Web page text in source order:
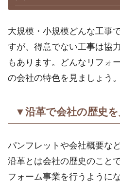
大規模・小規模どんな工事
すが、得意でない工事は協
もあります。どんなリフォ
の会社の特色を見ましょう。
▼沿革で会社の歴史を
パンフレットや会社概要な
沿革とは会社の歴史のこと
フォーム事業を行うように